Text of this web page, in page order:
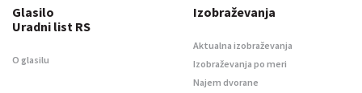
Glasilo
Uradni list RS
O glasilu
Izobraževanja
Aktualna izobraževanja
Izobraževanja po meri
Najem dvorane